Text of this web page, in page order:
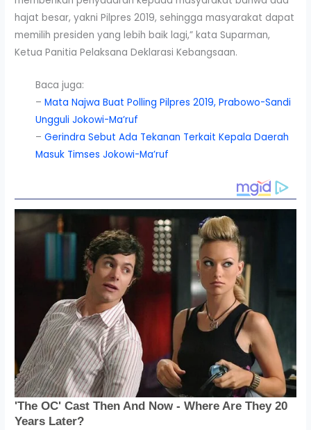
hajat besar, yakni Pilpres 2019, sehingga masyarakat dapat
memilih presiden yang lebih baik lagi,” kata Suparman,
Ketua Panitia Pelaksana Deklarasi Kebangsaan.
Baca juga:
–Mata Najwa Buat Polling Pilpres 2019, Prabowo-Sandi
Ungguli Jokowi-Ma’ruf
–Gerindra Sebut Ada Tekanan Terkait Kepala Daerah
Masuk Timses Jokowi-Ma’ruf